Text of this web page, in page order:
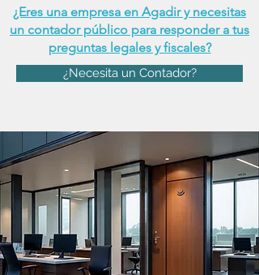
¿Eres una empresa en Agadir y necesitas
un contador público para responder a tus
preguntas legales y fiscales?
¿Necesita un Contador?